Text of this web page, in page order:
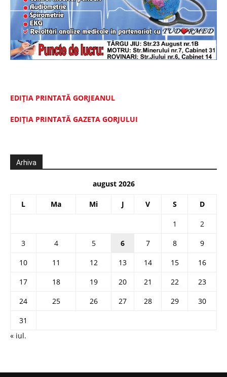
EDIȚIA PRINTATĂ GORJEANUL
EDIŢIA PRINTATĂ GAZETA GORJULUI
Arhiva
august 2026
L Ma Mi J V S D
1
2
3
4 5 6 7 8
9
10
11 12 13 14 15
16
17
18 19 20 21 22
23
24
25 26 27 28 29
30
31
« iul.